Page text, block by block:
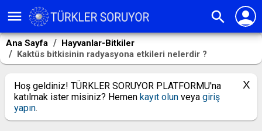
menu search person
Ana Sayfa
Hayvanlar-Bitkiler
Kaktüs bitkisinin radyasyona etkileri nelerdir ?
Hoş geldiniz! TÜRKLER SORUYOR PLATFORMU'na
katılmak ister misiniz? Hemen kayıt olun veya giriş
yapın.